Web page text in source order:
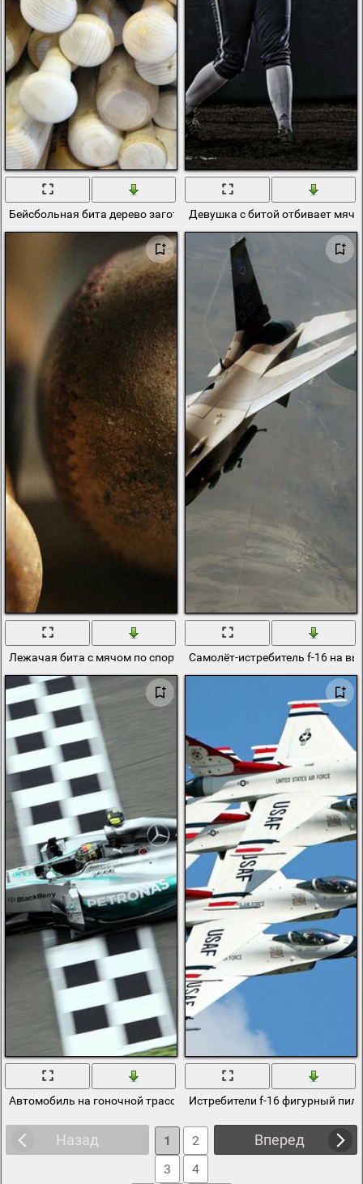
Бейсбольная бита дерево заготовкиДевушка с битой отбивает мяч
Лежачая бита с мячом по спорту Самолёт-истребитель f-16 на
Автомобиль на гоночной трассе v6 объёмом 16 turbo
Истребители f-16 фигурный
Назад Вперед
1
2
3
4